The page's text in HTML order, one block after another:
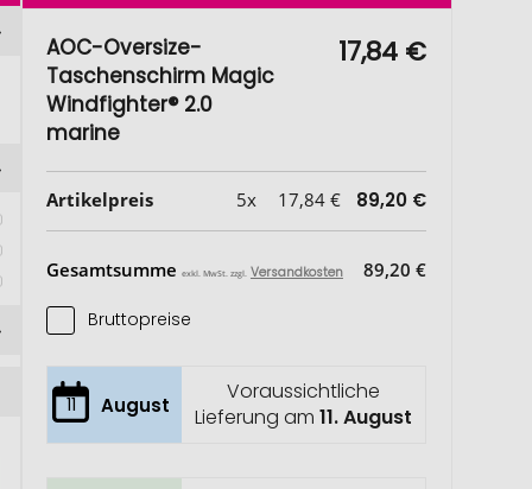
AOC-Oversize-
Taschenschirm Magic
Windfighter® 2.0
marine
17,84 €
Artikelpreis 5x 17,84 € 89,20 €
Gesamtsumme exkl. MwSt. zzgl. Versandkosten 89,20 €
Bruttopreise
11 August
Voraussichtliche
Lieferung am 11. August